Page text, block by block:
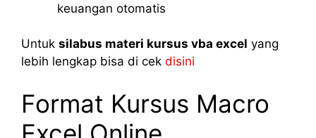
keuangan otomatis
Untuk silabus materi kursus vba excel yang
lebih lengkap bisa di cek disini
Format Kursus Macro